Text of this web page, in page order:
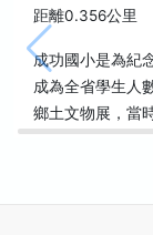
距離0.356公里
成功國小是為紀
成為全省學生人
鄉土文物展，當